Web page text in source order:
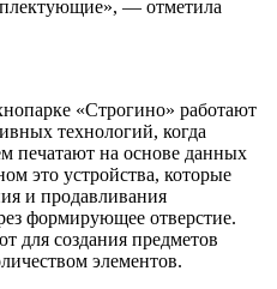
— отметила
«Строгино» работают
технологий, когда
печатают на основе данных
это устройства, которые
и продавливания
формирующее отверстие.
для создания предметов
элементов.